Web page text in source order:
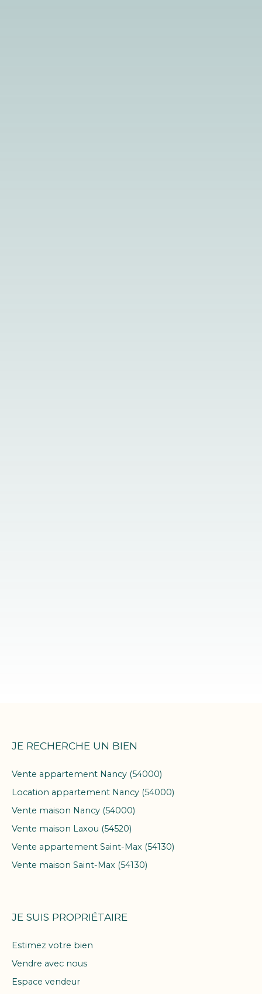
JE RECHERCHE UN BIEN
Vente appartement Nancy (54000)
Location appartement Nancy (54000)
Vente maison Nancy (54000)
Vente maison Laxou (54520)
Vente appartement Saint-Max (54130)
Vente maison Saint-Max (54130)
JE SUIS PROPRIÉTAIRE
Estimez votre bien
Vendre avec nous
Espace vendeur